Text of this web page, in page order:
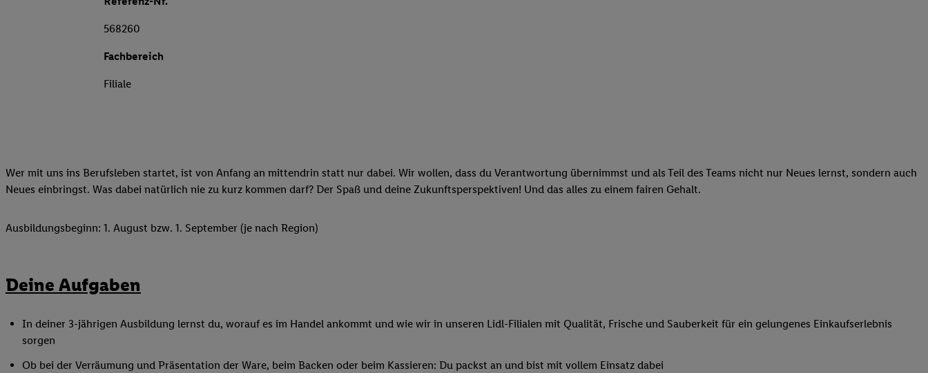
568260
Fachbereich
Filiale
Wer mit uns ins Berufsleben startet, ist von Anfang an mittendrin statt nur dabei. Wir wollen, dass du Verantwortung übernimmst und als Teil des Teams nicht nur Neues lernst, sondern auch
Neues einbringst. Was dabei natürlich nie zu kurz kommen darf? Der Spaß und deine Zukunftsperspektiven! Und das alles zu einem fairen Gehalt.
Ausbildungsbeginn: 1. August bzw. 1. September (je nach Region)
Deine Aufgaben
In deiner 3-jährigen Ausbildung lernst du, worauf es im Handel ankommt und wie wir in unseren Lidl-Filialen mit Qualität, Frische und Sauberkeit für ein gelungenes Einkaufserlebnis
sorgen
Ob bei der Verräumung und Präsentation der Ware, beim Backen oder beim Kassieren: Du packst an und bist mit vollem Einsatz dabei